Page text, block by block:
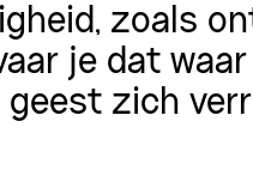
zoals
je dat
geest zich